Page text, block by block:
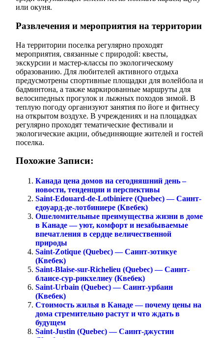
или окуня.
Развлечения и мероприятия на территории
На территории поселка регулярно проходят
мероприятия, связанные с природой: квесты,
экскурсии и мастер-классы по экологическому
образованию. Для любителей активного отдыха
предусмотрены спортивные площадки для волейбола и
бадминтона, а также маркированные маршруты для
велосипедных прогулок и лыжных походов зимой. В
теплую погоду организуют занятия по йоге и фитнесу
на открытом воздухе. В учреждениях и на площадках
регулярно проходят тематические фестивали и
экологические акции, объединяющие жителей и гостей
поселка.
Похожие Записи:
Канада цена домов на сегодняшний день –
новости, тенденции и перспективы
Saint-Edouard-de-Lotbiniere (Quebec) — Саинт-
едоуард-де-лотбиниере (Квебек)
Ошеломительные преимущества жизни в доме
в Канаде — уют, комфорт и незабываемые
впечатления в сердце величественной
природы
Saint-Zotique (Quebec) — Саинт-зотикуе
(Квебек)
Saint-Blaise-sur-Richelieu (Quebec) — Саинт-
блаисе-сур-рикхелиеу (Квебек)
Saint-Urbain (Quebec) — Саинт-урбаин
(Квебек)
Стоимость жилья в Канаде — почему цены на
дома стремительно растут и что ждать в
будущем
Saint-Justin (Quebec) — Саинт-джустин